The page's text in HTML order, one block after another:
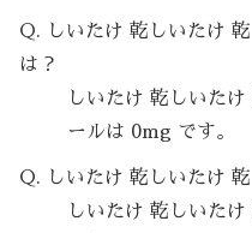
Q. しいたけ 乾しいたけ
は？
しいたけ 乾しいた
ールは 0mg です。
Q. しいたけ 乾しいたけ
しいたけ 乾しいた